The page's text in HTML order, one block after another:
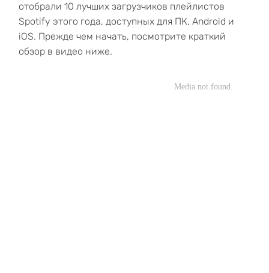
отобрали 10 лучших загрузчиков плейлистов
Spotify этого года, доступных для ПК, Android и
iOS. Прежде чем начать, посмотрите краткий
обзор в видео ниже.